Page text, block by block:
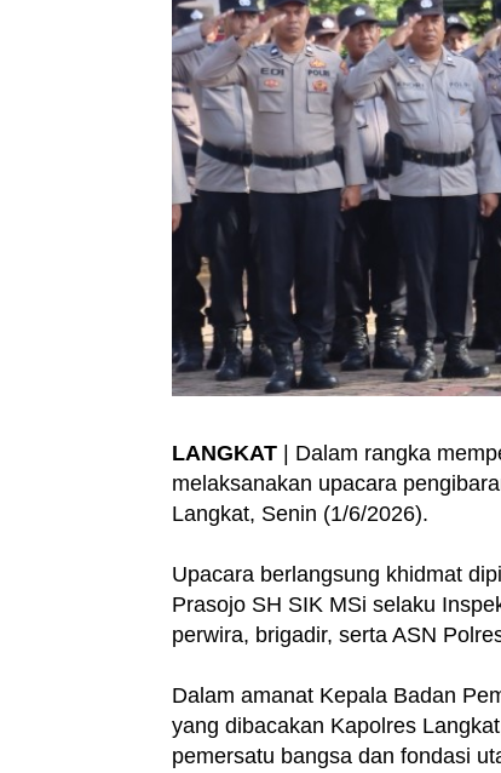
LANGKAT | Dalam rangka
melaksanakan upacara
Langkat, Senin (1/6/2026).
Upacara berlangsung khidmat
Prasojo SH SIK MSi selaku
perwira, brigadir, serta ASN
Dalam amanat Kepala Badan
yang dibacakan Kapolres
pemersatu bangsa dan fondasi